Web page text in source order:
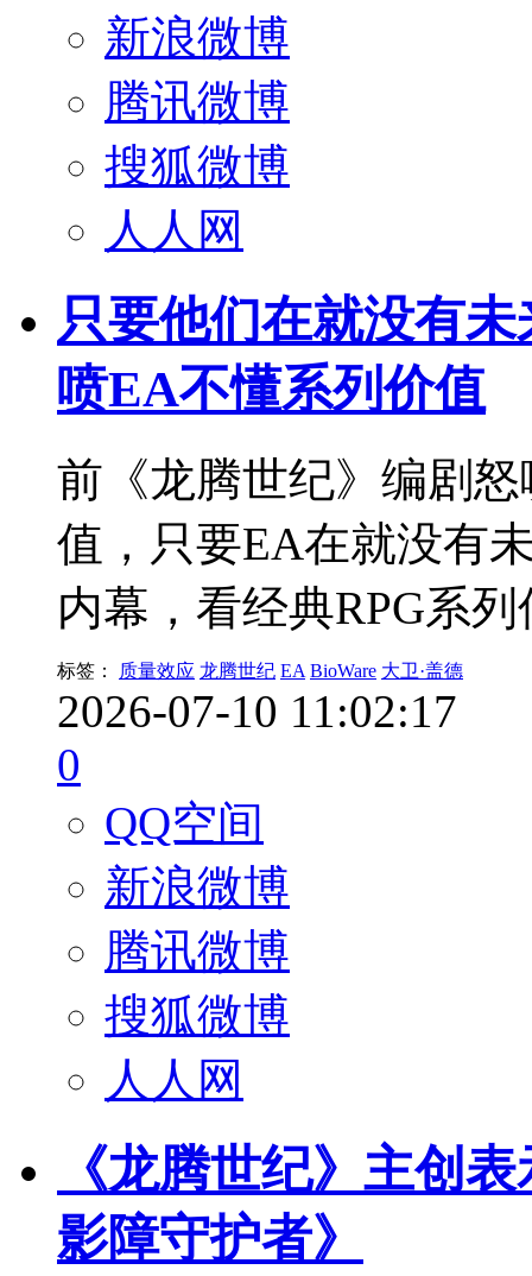
新浪微博
腾讯微博
搜狐微博
人人网
只要他们在就没有
喷EA不懂系列价值
前《龙腾世纪》编剧
值，只要EA在就没有
内幕，看经典RPG系
标签： 质量效应 龙腾世纪 EA BioWare 大卫·盖德
2026-07-10 11:02:17
0
QQ空间
新浪微博
腾讯微博
搜狐微博
人人网
《龙腾世纪》主创
影障守护者》